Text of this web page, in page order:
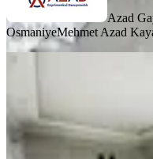
Azad
OsmaniyeMehmet Azad
Merkez,
4+1